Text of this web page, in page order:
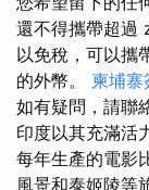
還不得攜帶超過
以免稅，可以攜
的外幣。 柬埔寨
如有疑問，請聯
印度以其充滿活
每年生產的電影
風景和泰姬陵等